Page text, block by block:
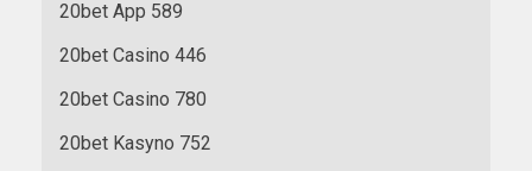
20bet App 589
20bet Casino 446
20bet Casino 780
20bet Kasyno 752